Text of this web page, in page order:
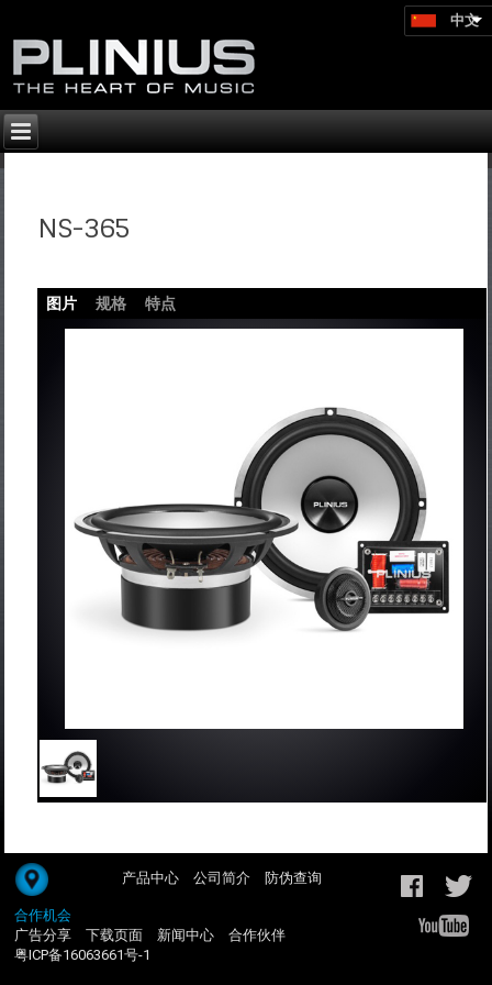
中文
NS-365
图片 规格 特点
合作机会
产品中心 公司简介 防伪查询
广告分享 下载页面 新闻中心
合作伙伴
粤ICP备16063661号-1